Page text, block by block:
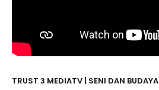
TRUST 3 MEDIATV | SENI DAN BUDAYA